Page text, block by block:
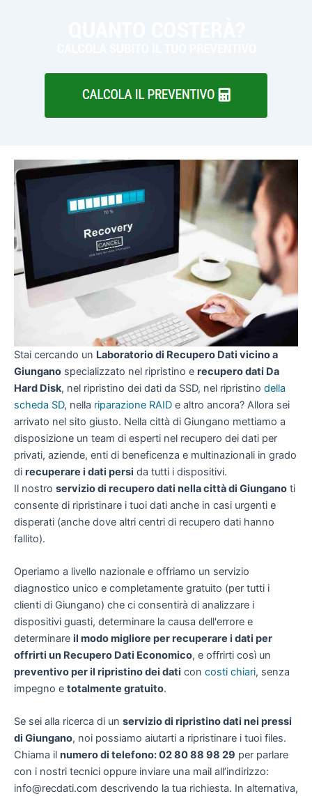
Stai cercando un Laboratorio di Recupero Dati vicino a
Giungano specializzato nel ripristino e recupero dati Da
Hard Disk, nel ripristino dei dati da SSD, nel ripristino della
scheda SD, nella riparazione RAID e altro ancora? Allora sei
arrivato nel sito giusto. Nella città di Giungano mettiamo a
disposizione un team di esperti nel recupero dei dati per
privati, aziende, enti di beneficenza e multinazionali in grado
di recuperare i dati persi da tutti i dispositivi.
Il nostro servizio di recupero dati nella città di Giungano ti
consente di ripristinare i tuoi dati anche in casi urgenti e
disperati (anche dove altri centri di recupero dati hanno
fallito).
Operiamo a livello nazionale e offriamo un servizio
diagnostico unico e completamente gratuito (per tutti i
clienti di Giungano) che ci consentirà di analizzare i
dispositivi guasti, determinare la causa dell'errore e
determinare il modo migliore per recuperare i dati per
offrirti un Recupero Dati Economico, e offrirti così un
preventivo per il ripristino dei dati con costi chiari, senza
impegno e totalmente gratuito.
Se sei alla ricerca di un servizio di ripristino dati nei pressi
di Giungano, noi possiamo aiutarti a ripristinare i tuoi files.
Chiama il numero di telefono: 02 80 88 98 29 per parlare
con i nostri tecnici oppure inviare una mail all’indirizzo:
info@recdati.com descrivendo la tua richiesta. In alternativa,